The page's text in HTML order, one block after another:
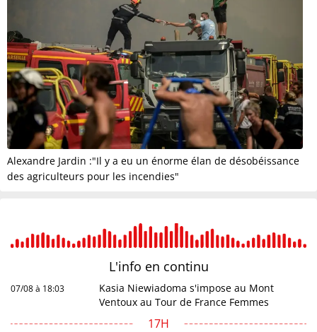
Alexandre Jardin :"Il y a eu un énorme élan de désobéissance
des agriculteurs pour les incendies"
L'info en continu
07/08 à 18:03
Kasia Niewiadoma s'impose au Mont
Ventoux au Tour de France Femmes
17H